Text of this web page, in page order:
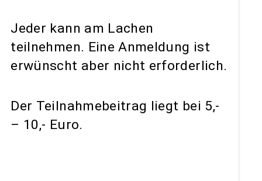
Jeder kann am Lachen
teilnehmen. Eine Anmeldung ist
erwünscht aber nicht erforderlich.
Der Teilnahmebeitrag liegt bei 5,-
– 10,- Euro.